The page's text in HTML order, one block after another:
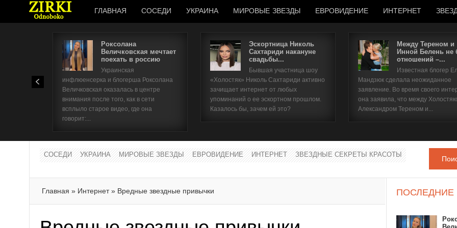
ГЛАВНАЯ СОСЕДИ УКРАИНА МИРОВЫЕ ЗВЕЗДЫ ЕВРОВИДЕНИЕ ИНТЕРНЕТ
Роксолана
Величковская мечтает
поехать в россию
Украинская
инфлюенсерка и блогерша Роксолана
Величковская оказалась в центре
внимания после того, как в сети
всплыло старое видео, где она
говорит:...
Эскортница Николь
Сахтариди накануне
свадьбы...
Бывшая участница шоу
«Холостяк» Николь Сахтариди активно
зачищает интернет от любых
упоминаний о ее эскортном прошлом.
Казалось бы, зачем ей это?
Между Тереном и
Инной Белень не
отношений –...
Известная блогер
Мандзюк сделала неожиданное
заявление. Во время своего
она заявила, что между
Александром Тереном и...
СОСЕДИ УКРАИНА МИРОВЫЕ ЗВЕЗДЫ ЕВРОВИДЕНИЕ ИНТЕРНЕТ ЗВЕЗДНЫЕ СЕКРЕТЫ КРАСОТЫ
Главная » Интернет» Вредные звездные привычки ПОСЛЕДНИЕ
Имя пользователя
Забыли имя пользователя?